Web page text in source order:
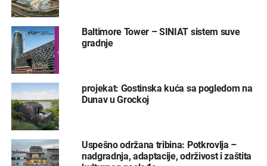
Baltimore Tower – SINIAT sistem suve
gradnje
projekat: Gostinska kuća sa pogledom na
Dunav u Grockoj
Uspešno održana tribina: Potkrovlja –
nadgradnja, adaptacije, održivost i zaštita